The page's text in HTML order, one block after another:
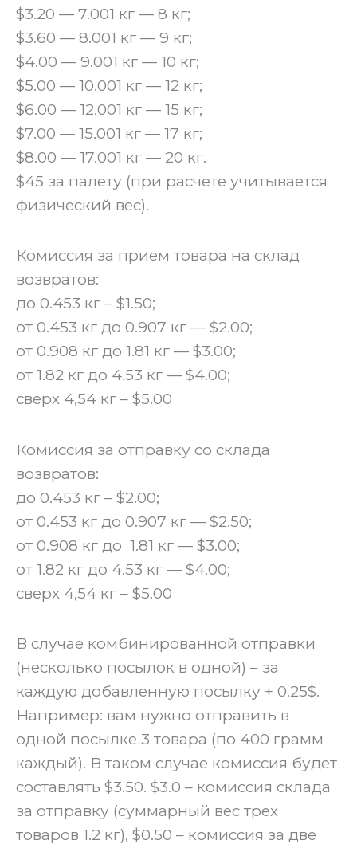
$3.20 — 7.001 кг — 8 кг;
$3.60 — 8.001 кг — 9 кг;
$4.00 — 9.001 кг — 10 кг;
$5.00 — 10.001 кг — 12 кг;
$6.00 — 12.001 кг — 15 кг;
$7.00 — 15.001 кг — 17 кг;
$8.00 — 17.001 кг — 20 кг.
$45 за палету (при расчете учитывается
физический вес).
‍Комиссия за прием товара на склад
возвратов:
до 0.453 кг – $1.50;
от 0.453 кг до 0.907 кг — $2.00;
от 0.908 кг до 1.81 кг — $3.00;
от 1.82 кг до 4.53 кг — $4.00;
сверх 4,54 кг – $5.00
Комиссия за отправку со склада
возвратов:
до 0.453 кг – $2.00;
от 0.453 кг до 0.907 кг — $2.50;
от 0.908 кг до 1.81 кг — $3.00;
от 1.82 кг до 4.53 кг — $4.00;
сверх 4,54 кг – $5.00
‍В случае комбинированной отправки
(несколько посылок в одной) – за
каждую добавленную посылку + 0.25$.
Например: вам нужно отправить в
одной посылке 3 товара (по 400 грамм
каждый). В таком случае комиссия будет
составлять $3.50. $3.0 – комиссия склада
за отправку (суммарный вес трех
товаров 1.2 кг), $0.50 – комиссия за две